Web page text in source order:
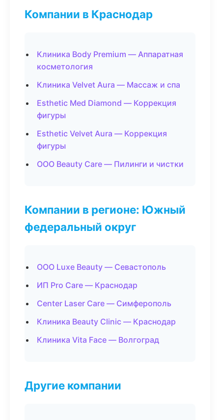
Компании в Краснодар
Клиника Body Premium — Аппаратная
косметология
Клиника Velvet Aura — Массаж и спа
Esthetic Med Diamond — Коррекция
фигуры
Esthetic Velvet Aura — Коррекция
фигуры
ООО Beauty Care — Пилинги и чистки
Компании в регионе: Южный
федеральный округ
ООО Luxe Beauty — Севастополь
ИП Pro Care — Краснодар
Center Laser Care — Симферополь
Клиника Beauty Clinic — Краснодар
Клиника Vita Face — Волгоград
Другие компании